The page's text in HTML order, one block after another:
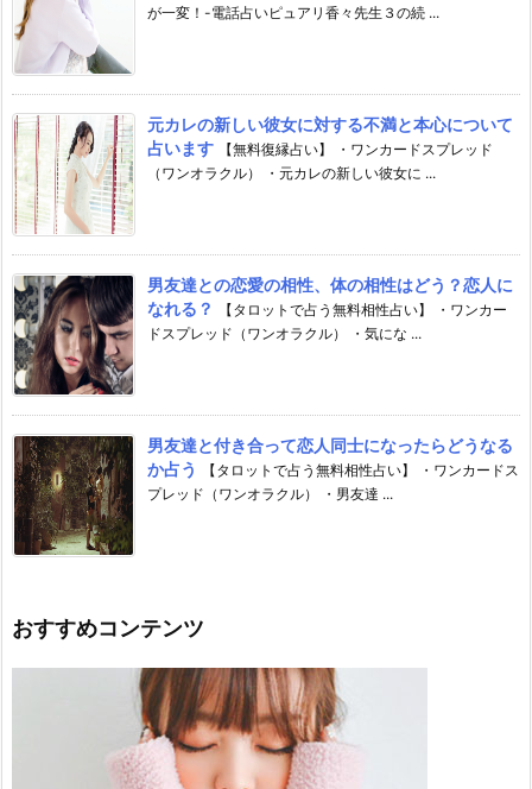
が一変！-電話占いピュアリ香々先生３の続 ...
元カレの新しい彼女に対する不満と本心について
占います
【無料復縁占い】 ・ワンカードスプレッド
（ワンオラクル） ・元カレの新しい彼女に ...
男友達との恋愛の相性、体の相性はどう？恋人に
なれる？
【タロットで占う無料相性占い】 ・ワンカー
ドスプレッド（ワンオラクル） ・気にな ...
男友達と付き合って恋人同士になったらどうなる
か占う
【タロットで占う無料相性占い】 ・ワンカードス
プレッド（ワンオラクル） ・男友達 ...
おすすめコンテンツ